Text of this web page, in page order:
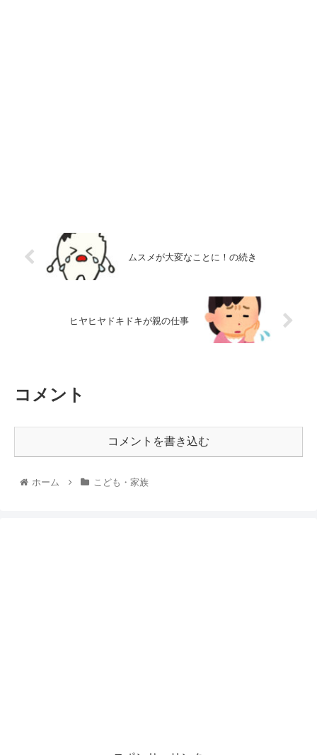
ムスメが大変なことに！の続き
ヒヤヒヤドキドキが親の仕事
コメント
コメントを書き込む
ホーム こども・家族